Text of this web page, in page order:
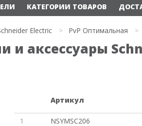
КАТЕГОРИИ ТОВАРОВ
Electric > PvP Оптимальная >
и аксессуары
Артикул
1 NSYMSC206